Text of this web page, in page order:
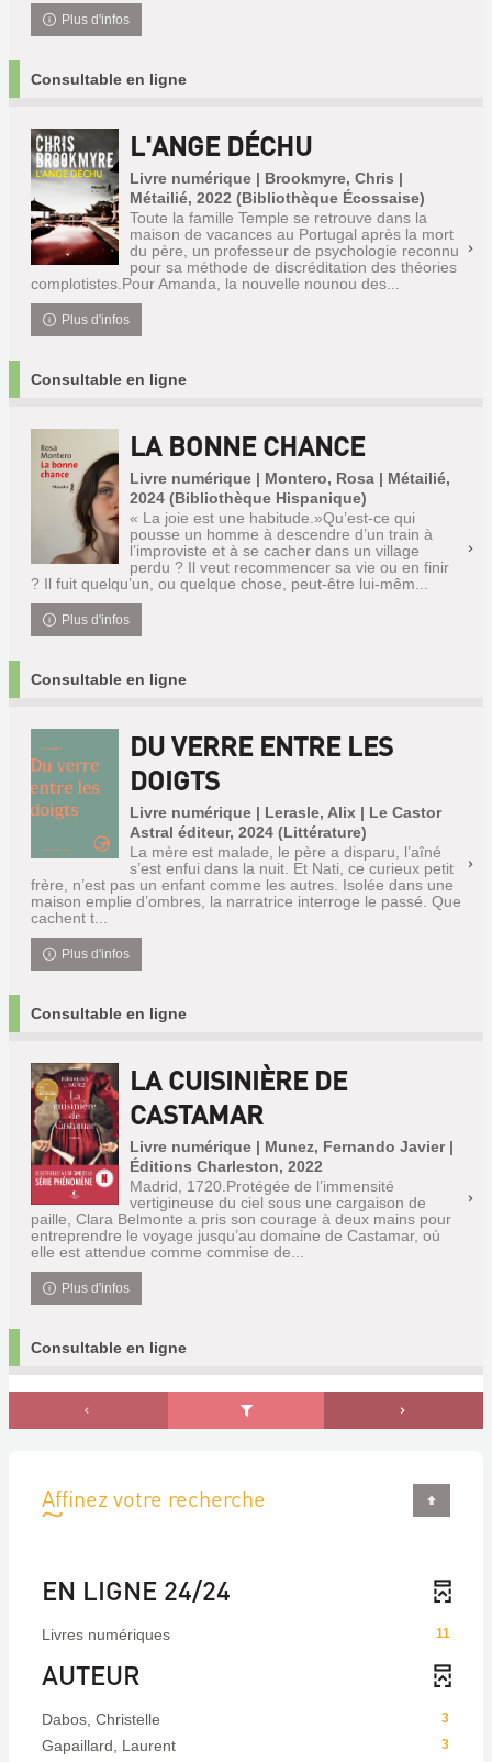
Plus d'infos
Consultable en ligne
L'ANGE DÉCHU
Livre numérique | Brookmyre, Chris |
Métailié, 2022 (Bibliothèque Écossaise)
Toute la famille Temple se retrouve dans la
maison de vacances au Portugal après la mort
du père, un professeur de psychologie reconnu
pour sa méthode de discréditation des théories
complotistes.Pour Amanda, la nouvelle nounou des...
Plus d'infos
Consultable en ligne
LA BONNE CHANCE
Livre numérique | Montero, Rosa | Métailié,
2024 (Bibliothèque Hispanique)
« La joie est une habitude.»Qu’est-ce qui
pousse un homme à descendre d’un train à
l’improviste et à se cacher dans un village
perdu ? Il veut recommencer sa vie ou en finir
? Il fuit quelqu’un, ou quelque chose, peut-être lui-mêm...
Plus d'infos
Consultable en ligne
DU VERRE ENTRE LES
DOIGTS
Livre numérique | Lerasle, Alix | Le Castor
Astral éditeur, 2024 (Littérature)
La mère est malade, le père a disparu, l’aîné
s’est enfui dans la nuit. Et Nati, ce curieux petit
frère, n’est pas un enfant comme les autres. Isolée dans une
maison emplie d’ombres, la narratrice interroge le passé. Que
cachent t...
Plus d'infos
Consultable en ligne
LA CUISINIÈRE DE
CASTAMAR
Livre numérique | Munez, Fernando Javier |
Éditions Charleston, 2022
Madrid, 1720.Protégée de l’immensité
vertigineuse du ciel sous une cargaison de
paille, Clara Belmonte a pris son courage à deux mains pour
entreprendre le voyage jusqu’au domaine de Castamar, où
elle est attendue comme commise de...
Plus d'infos
Consultable en ligne
Affinez votre recherche
EN LIGNE 24/24
11
Livres numériques
AUTEUR
3
Dabos, Christelle
3
Gapaillard, Laurent